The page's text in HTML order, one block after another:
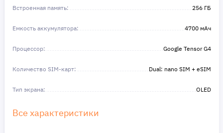
Встроенная память: 256 ГБ
Емкость аккумулятора: 4700 мAч
Процессор: Google Tensor G4
Количество SIM-карт: Dual: nano SIM + eSIM
Тип экрана: OLED
Все характеристики